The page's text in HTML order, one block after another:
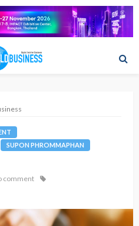
SUPON PHROMMAPHAN
comment